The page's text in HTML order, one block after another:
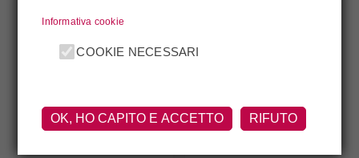
Informativa cookie
COOKIE NECESSARI
OK, HO CAPITO E ACCETTO RIFUTO